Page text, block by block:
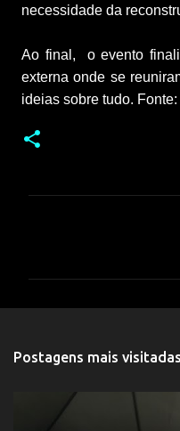
necessidade da
Ao final,  o evento
externa onde se
ideias sobre tudo.
Postagens mais visitadas